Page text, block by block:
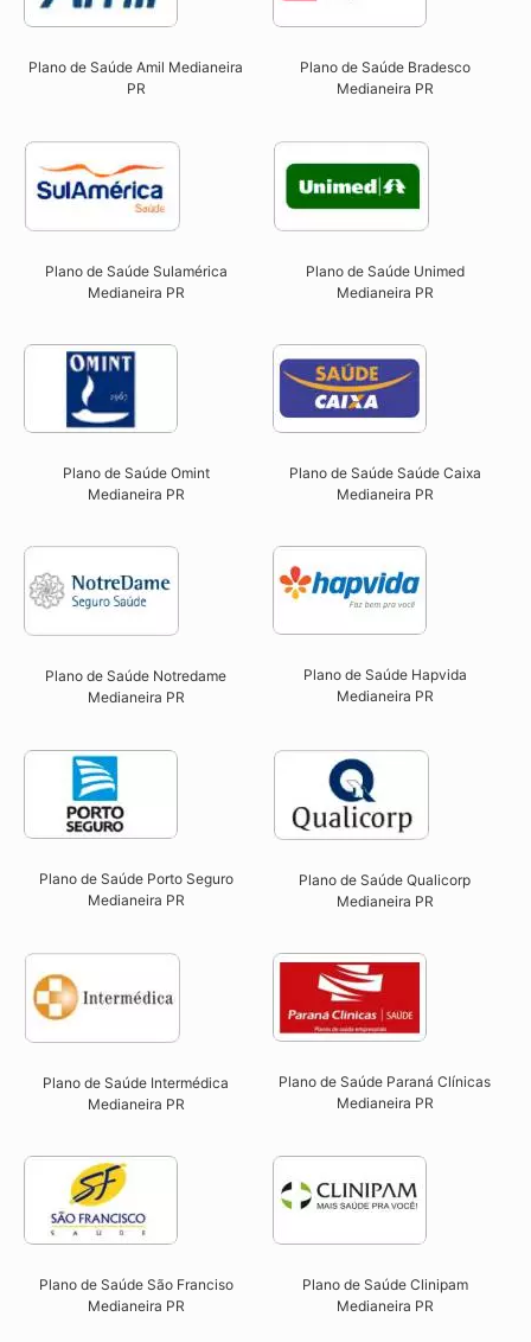
Plano de Saúde Amil Medianeira
PR
Plano de Saúde Bradesco
Medianeira PR
Plano de Saúde Sulamérica
Medianeira PR
Plano de Saúde Unimed
Medianeira PR
Plano de Saúde Omint
Medianeira PR​
Plano de Saúde Saúde Caixa
Medianeira PR​
Plano de Saúde Notredame
Medianeira PR​
Plano de Saúde Hapvida
Medianeira PR​
Plano de Saúde Porto Seguro
Medianeira PR​
Plano de Saúde Qualicorp
Medianeira PR​
Plano de Saúde Intermédica
Medianeira PR​
Plano de Saúde Paraná Clínicas
Medianeira PR
Plano de Saúde São Franciso
Medianeira PR​
Plano de Saúde Clinipam
Medianeira PR​